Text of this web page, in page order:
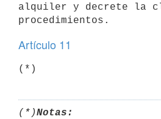
alquiler y decrete la
Artículo 11
(*)
(*)Notas: